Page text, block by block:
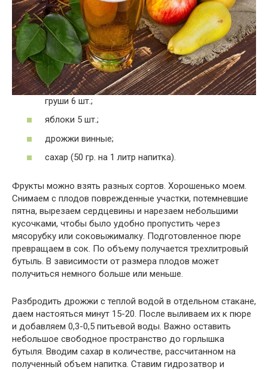
груши 6 шт.;
яблоки 5 шт.;
дрожжи винные;
сахар (50 гр. на 1 литр напитка).
Фрукты можно взять разных сортов. Хорошенько моем.
Снимаем с плодов поврежденные участки, потемневшие
пятна, вырезаем сердцевины и нарезаем небольшими
кусочками, чтобы было удобно пропустить через
мясорубку или соковыжималку. Подготовленное пюре
превращаем в сок. По объему получается трехлитровый
бутыль. В зависимости от размера плодов может
получиться немного больше или меньше.
Разбродить дрожжи с теплой водой в отдельном стакане,
даем настояться минут 15-20. После выливаем их к пюре
и добавляем 0,3-0,5 питьевой воды. Важно оставить
небольшое свободное пространство до горлышка
бутыля. Вводим сахар в количестве, рассчитанном на
полученный объем напитка. Ставим гидрозатвор и